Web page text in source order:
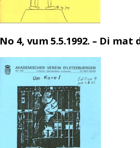
No 4, vum 5.5.1992. – Di